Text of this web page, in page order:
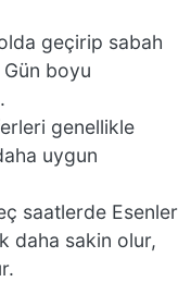
geçirip sabah
Gün boyu
genellikle
uygun
saatlerde Esenler
daha sakin olur,